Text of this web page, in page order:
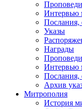
Интервью
Послания,
Указы
Награды
Интервью
Послания,
Архив
Митрополия
История